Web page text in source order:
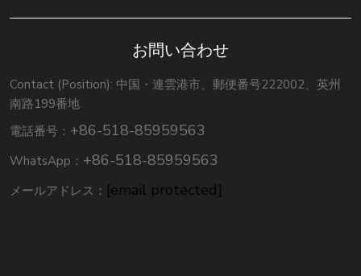
お問い合わせ
Contact (Position): 中国・連雲港市、郵便番号222002、英州
南路199番地
電話番号： +86-518-85959563
WhatsApp： +86-518-85959563
メールアドレス： [email protected]